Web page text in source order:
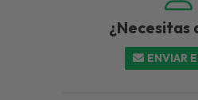
¿Necesitas
ENVIAR